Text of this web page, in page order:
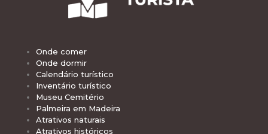
Onde comer
Onde dormir
Calendário turístico
Inventário turístico
Museu Cemitério
Palmeira em Madeira
Atrativos naturais
Atrativos históricos